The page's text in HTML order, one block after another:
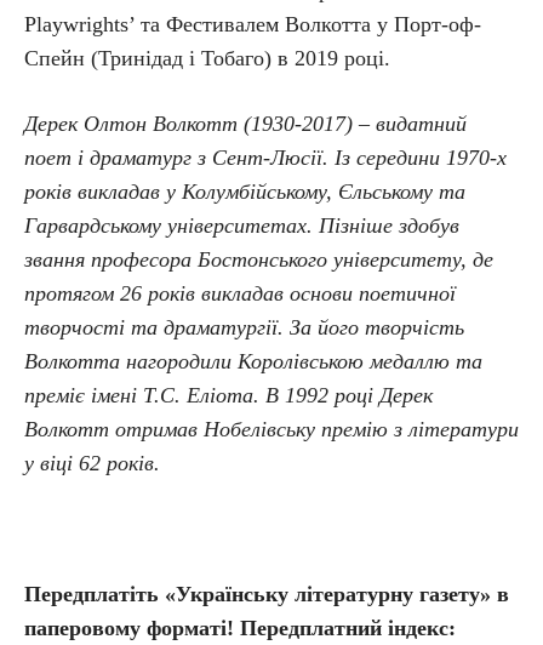
Playwrights’ та Фестивалем Волкотта у Порт-оф-
Спейн (Тринідад і Тобаго) в 2019 році.
Дерек Олтон Волкотт (1930-2017) – видатний
поет і драматург з Сент-Люсії. Із середини 1970-х
років викладав у Колумбійському, Єльському та
Гарвардському університетах. Пізніше здобув
звання професора Бостонського університету, де
протягом 26 років викладав основи поетичної
творчості та драматургії. За його творчість
Волкотта нагородили Королівською медаллю та
преміє імені Т.С. Еліота. В 1992 році Дерек
Волкотт отримав Нобелівську премію з літератури
у віці 62 років.
Передплатіть «Українську літературну газету» в
паперовому форматі! Передплатний індекс: